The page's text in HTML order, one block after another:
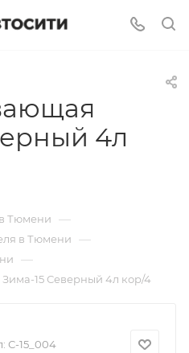
4л
Тюмени —
в Тюмени —
—
15 Северный 4л кор/4
С-15_004